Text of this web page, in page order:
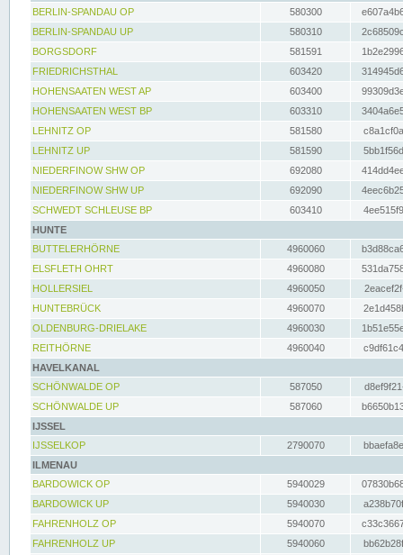
BERLIN-SPANDAU OP
580300
BERLIN-SPANDAU UP
580310
BORGSDORF
581591
FRIEDRICHSTHAL
603420
HOHENSAATEN WEST AP
603400
HOHENSAATEN WEST BP
603310
LEHNITZ OP
581580
LEHNITZ UP
581590
NIEDERFINOW SHW OP
692080
NIEDERFINOW SHW UP
692090
SCHWEDT SCHLEUSE BP
603410
HUNTE
BUTTELERHÖRNE
4960060
ELSFLETH OHRT
4960080
HOLLERSIEL
4960050
HUNTEBRÜCK
4960070
OLDENBURG-DRIELAKE
4960030
REITHÖRNE
4960040
HAVELKANAL
SCHÖNWALDE OP
587050
SCHÖNWALDE UP
587060
IJSSEL
IJSSELKOP
2790070
ILMENAU
BARDOWICK OP
5940029
BARDOWICK UP
5940030
FAHRENHOLZ OP
5940070
FAHRENHOLZ UP
5940060